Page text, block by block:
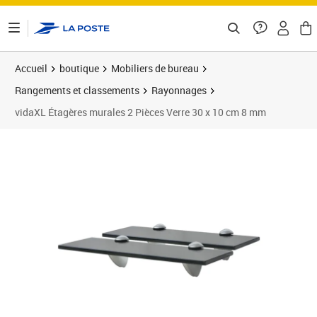
Accueil boutique
Mobiliers de bureau
Rangements et classements
Rayonnages
vidaXL Étagères murales 2 Pièces Verre 30 x 10 cm 8 mm